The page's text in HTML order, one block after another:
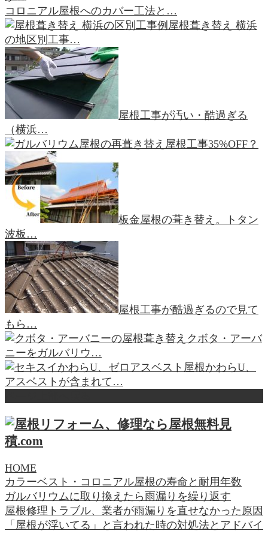
コロニアル屋根へのカバー工法と…
屋根葺き替え 横浜
の地区別工事…
屋根工事が汚い・酷過ぎる
（横浜…
屋根工事35%OFF？
板金屋根の葺き替え。トタン
波板…
屋根工事が酷過ぎるので見て
もら…
クボタ・アーバ
ニーをガルバリウ…
かわらU、
アスベストが含まれて…
HOME
カラーベスト・コロニアル屋根の寿命と耐用年数
ガルバリウムに取り換えたら雨漏りを繰り返す
屋根修理トラブル、業者が雨漏りを直せなかった原因
「屋根が浮いてる」と言われた時の対処法とアドバイ